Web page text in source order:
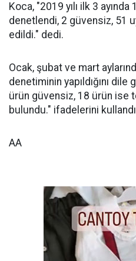
Koca, "2019 yılı ilk 3
denetlendi, 2 güvensiz, 51
edildi." dedi.
Ocak, şubat ve mart
denetiminin yapıldığını
ürün güvensiz, 18 ürün ise
bulundu." ifadelerini
AA